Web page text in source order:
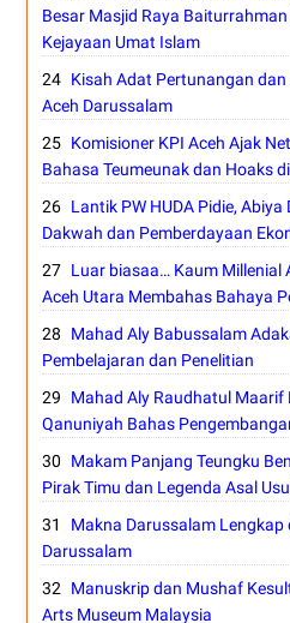
Besar Masjid Raya
Kejayaan Umat Islam
Kisah Adat Pertunangan
Aceh Darussalam
Komisioner KPI Aceh Ajak
Bahasa Teumeunak dan Hoaks
Lantik PW HUDA Pidie,
Dakwah dan Pemberdayaan
Luar biasaa… Kaum Millenial
Aceh Utara Membahas Bahaya
Mahad Aly Babussalam
Pembelajaran dan Penelitian
Mahad Aly Raudhatul
Qanuniyah Bahas
Makam Panjang Teungku
Pirak Timu dan Legenda Asal
Makna Darussalam Lengkap
Darussalam
Manuskrip dan Mushaf
Arts Museum Malaysia